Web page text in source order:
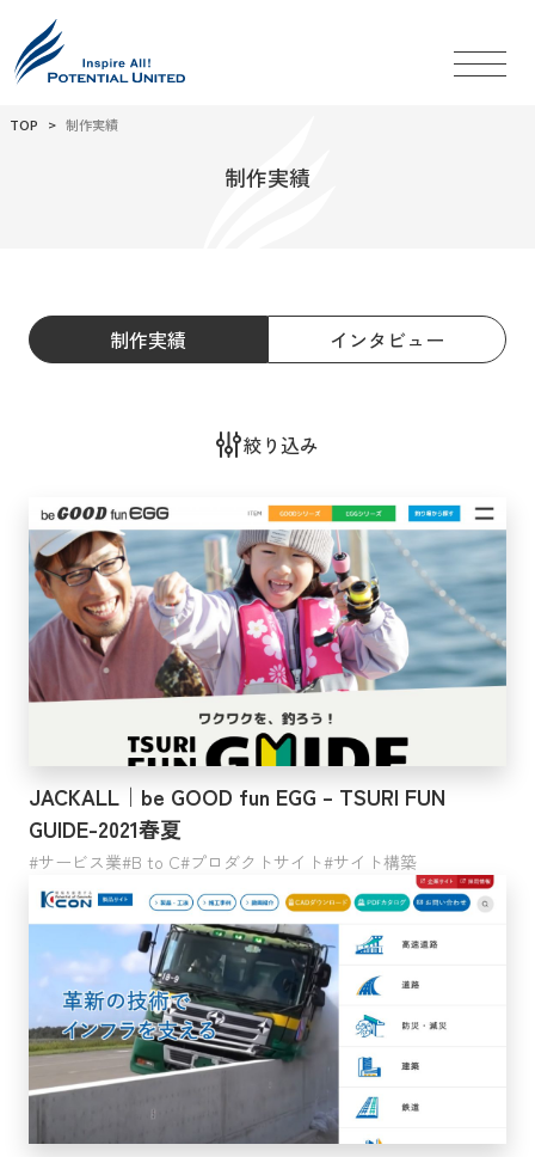
TOP 制作実績
制作実績
制作実績 インタビュー
絞り込み
業界
サービス業
漁業
鉱業・採石業・砂利採取業
金融業・保険業
運輸業・郵便業
農業・林業
複合サービス事業
製造業
生活関連サービス業・娯楽業
不動産業・物品賃貸業
情報通信業
建設業
宿泊業・飲食サービス業
学術研究・専門技術サービス業
卸売業・小売業
医療・福祉
分類不能の産業
JACKALL｜be GOOD fun EGG – TSURI FUN
GUIDE-2021春夏
サービス業 B to C プロダクトサイト サイト構築